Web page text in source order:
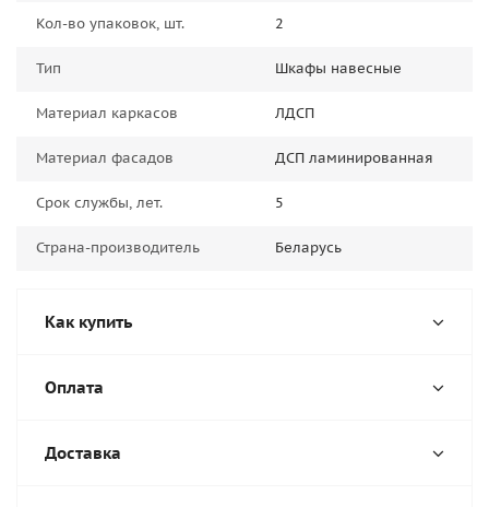
Кол-во упаковок, шт. 2
Тип Шкафы навесные
Материал каркасов ЛДСП
Материал фасадов ДСП ламинированная
Срок службы, лет. 5
Страна-производитель Беларусь
Как купить
Оплата
Доставка